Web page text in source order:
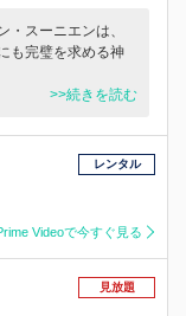
・スーニエンは、
も完璧を求める神
>>続きを読む
レンタル
Videoで今すぐ見る
見放題